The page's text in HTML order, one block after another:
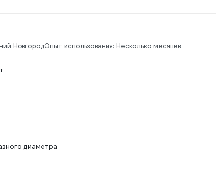
НовгородОпыт использования: Несколько месяцев
диаметра